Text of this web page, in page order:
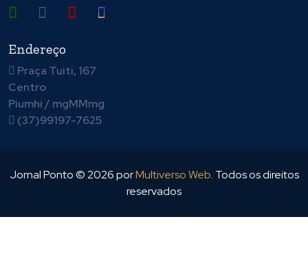
Endereço
Praça Tuiti, 167
Centro
Piumhi / mgMMmg
(37)99197-7625
Jornal Ponto ©2026porMultiverso Web. Todos os direitos
reservados